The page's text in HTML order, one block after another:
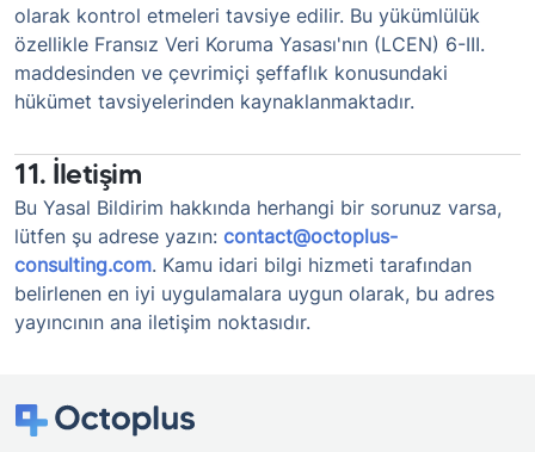
olarak kontrol etmeleri tavsiye edilir. Bu yükümlülük
özellikle Fransız Veri Koruma Yasası'nın (LCEN) 6-III.
maddesinden ve çevrimiçi şeffaflık konusundaki
hükümet tavsiyelerinden kaynaklanmaktadır.
11. İletişim
Bu Yasal Bildirim hakkında herhangi bir sorunuz varsa,
lütfen şu adrese yazın: contact@octoplus-
consulting.com. Kamu idari bilgi hizmeti tarafından
belirlenen en iyi uygulamalara uygun olarak, bu adres
yayıncının ana iletişim noktasıdır.